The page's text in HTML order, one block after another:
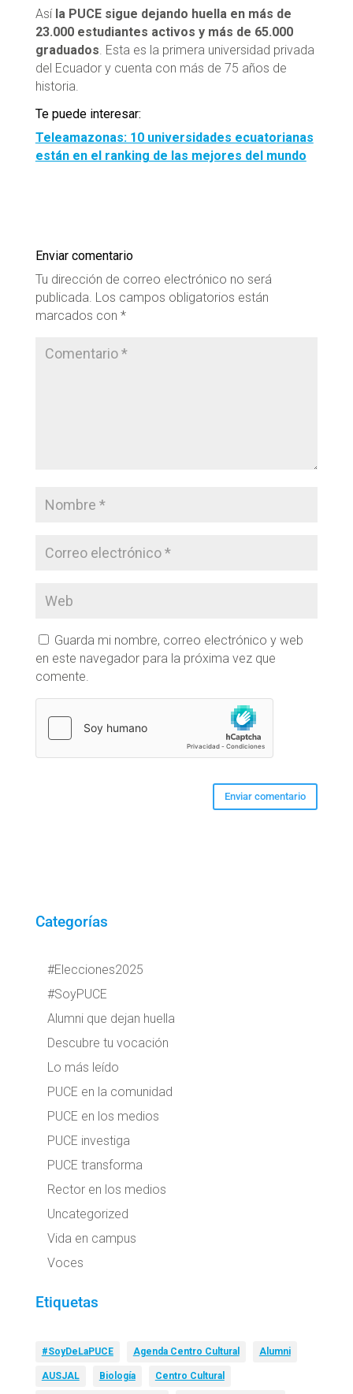
Asíla PUCE sigue dejando huella en más de
23.000 estudiantes activos y más de 65.000
graduados. Esta es la primera universidad privada
del Ecuador y cuenta con más de 75 años de
historia.
Te puede interesar:
Teleamazonas: 10 universidades ecuatorianas
están en el ranking de las mejores del mundo
Enviar comentario
Tu dirección de correo electrónico no será
publicada. Los campos obligatorios están
marcados con *
Guarda mi nombre, correo electrónico y web
en este navegador para la próxima vez que
comente.
Categorías
#Elecciones2025
#SoyPUCE
Alumni que dejan huella
Descubre tu vocación
Lo más leído
PUCE en la comunidad
PUCE en los medios
PUCE investiga
PUCE transforma
Rector en los medios
Uncategorized
Vida en campus
Voces
Etiquetas
#SoyDeLaPUCE Agenda Centro Cultural Alumni
AUSJAL Biología Centro Cultural